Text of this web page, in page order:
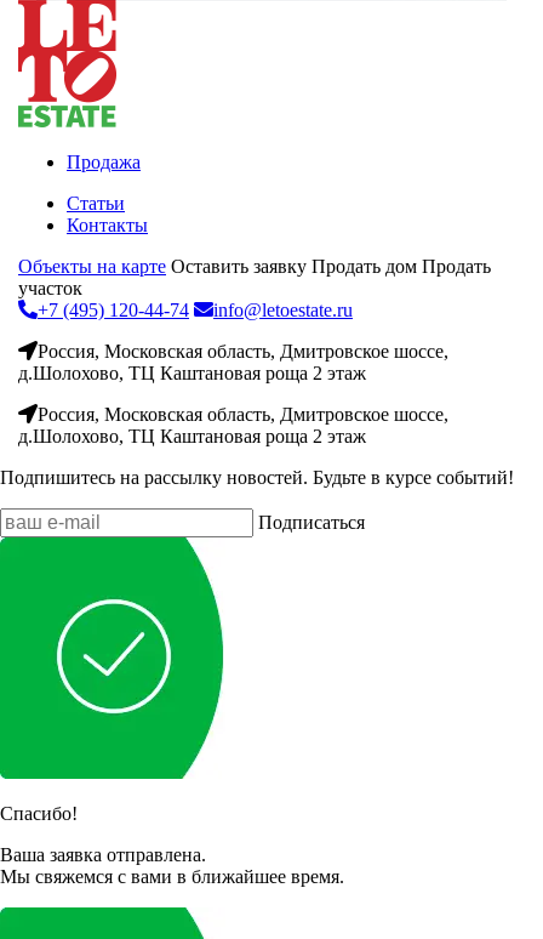
Продажа
Статьи
Контакты
Объекты на карте Оставить заявку Продать дом Продать
участок
+7 (495) 120-44-74
info@letoestate.ru
Россия, Московская область, Дмитровское шоссе,
д.Шолохово, ТЦ Каштановая роща 2 этаж
Россия, Московская область, Дмитровское шоссе,
д.Шолохово, ТЦ Каштановая роща 2 этаж
Подпишитесь на рассылку новостей. Будьте в курсе событий!
Подписаться
Спасибо!
Ваша заявка отправлена.
Мы свяжемся с вами в ближайшее время.